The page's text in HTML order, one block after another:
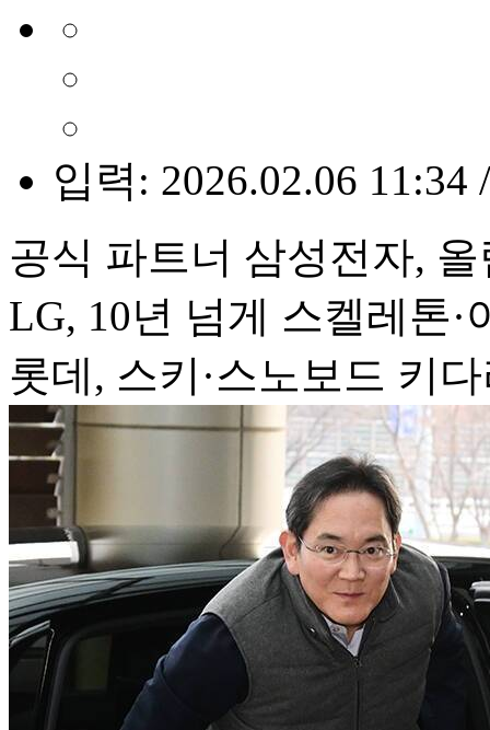
입력: 2026.02.06 11:34
공식 파트너 삼성전자,
LG, 10년 넘게 스켈레톤·
롯데, 스키·스노보드 키